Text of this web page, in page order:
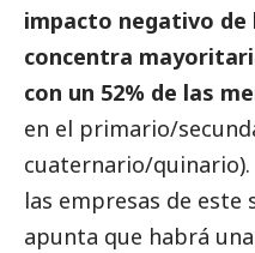
impacto negativo de
concentra
con un 52% de las
en el primario/
cuaternario/quinario).
las empresas de este
apunta que habrá